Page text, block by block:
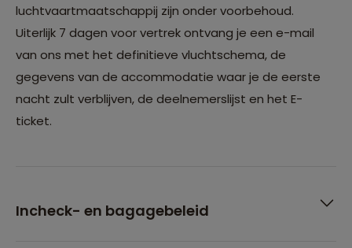
luchtvaartmaatschappij zijn onder voorbehoud.
Uiterlijk 7 dagen voor vertrek ontvang je een e-mail
van ons met het definitieve vluchtschema, de
gegevens van de accommodatie waar je de eerste
nacht zult verblijven, de deelnemerslijst en het E-
ticket.
Incheck- en bagagebeleid